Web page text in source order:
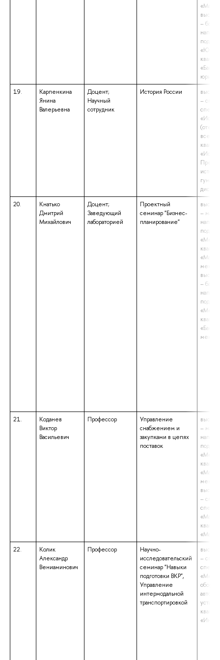
–
19.
Карпенкина
Янина
Валерьевна
Доцент;
Научный
сотрудник
История России
–
20.
Кнатько
Дмитрий
Михайлович
Доцент;
Заведующий
лабораторией
Проектный
семинар "Бизнес-
планирование"
–
–
21.
Коданев
Виктор
Васильевич
Профессор
Управление
снабжением и
закупками в цепях
поставок
–
–
22.
Колик
Александр
Вениаминович
Профессор
Научно-
исследовательский
семинар "Навыки
подготовки ВКР",
Управление
интермодальной
транспортировкой
–